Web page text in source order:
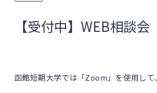
【受付中】WEB相談会
函館短期大学では「Zoom」を使用して、